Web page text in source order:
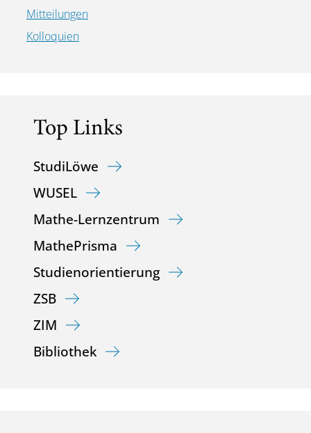
Mitteilungen
Kolloquien
Top Links
StudiLöwe
WUSEL
Mathe-Lernzentrum
MathePrisma
Studienorientierung
ZSB
ZIM
Bibliothek